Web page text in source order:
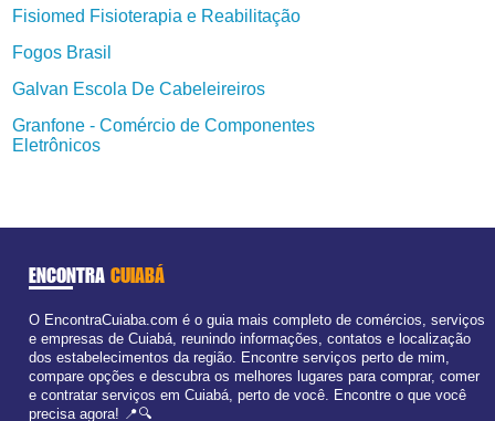
Fisiomed Fisioterapia e Reabilitação
Fogos Brasil
Galvan Escola De Cabeleireiros
Granfone - Comércio de Componentes
Eletrônicos
ENCONTRA CUIABÁ
O EncontraCuiaba.com é o guia mais completo de comércios, serviços
e empresas de Cuiabá, reunindo informações, contatos e localização
dos estabelecimentos da região. Encontre serviços perto de mim,
compare opções e descubra os melhores lugares para comprar, comer
e contratar serviços em Cuiabá, perto de você. Encontre o que você
precisa agora! 📍🔍